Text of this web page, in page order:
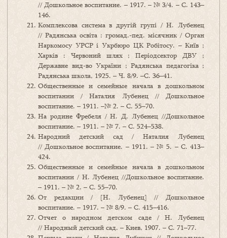
// Дошкольное воспитание. – 1917. – № 3/4. – С. 143–
146.
Комплексова система в другій групі / Н. Лубенец
// Радянська освіта : громад.-пед. місячник / Орган
Наркомосу УРСР і Укрбюро ЦК Робітосу. – Київ ;
Харків : Червоний шлях ; Періодсектор ДВУ ;
Державне вид-во України ; Радянська педагогіка ;
Радянська школа, 1925. – Ч. 8/9. –С. 36–41.
Общественные и семейные начала в дошкольном
воспитании / Наталия Лубенец // Дошкольное
воспитание. – 1911. –№ 2. – С. 55–70.
На родине Фребеля / Н. Д. Лубенец //Дошкольное
воспитание. – 1911. – № 7. – С. 524–538.
Народний детский сад / Наталия Лубенец
// Дошкольное воспитание. – 1911. – № 5. – С. 413–
424.
Общественные и семейные начала в дошкольном
воспитании / Н. Лубенец //Дошкольное воспитание.
– 1911. – № 2. – С. 55–70.
От редакции / [Н. Лубенец] // Дошкольное
воспитание. – 1917. – № 8/9. – С. 415–416.
Отчет о народном детском саде / Н. Лубенец
// Народный детский сад. – Киев, 1907. – С. 71–77.